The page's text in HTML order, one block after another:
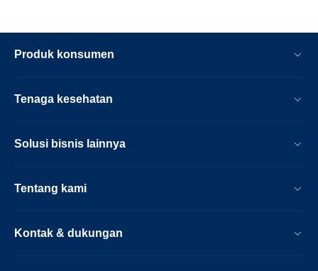
Produk konsumen
Tenaga kesehatan
Solusi bisnis lainnya
Tentang kami
Kontak & dukungan